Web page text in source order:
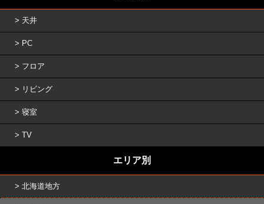
天井
PC
フロア
リビング
寝室
TV
エリア別
北海道地方